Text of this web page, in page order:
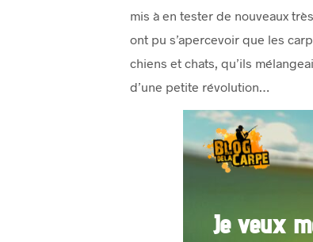
mis à en tester de nouveaux
ont pu s’apercevoir que les
chiens et chats, qu’ils
d’une petite révolution…